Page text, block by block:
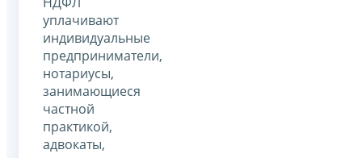
уплачивают
индивидуальные
предприниматели,
нотариусы,
занимающиеся
частной
практикой,
адвокаты,